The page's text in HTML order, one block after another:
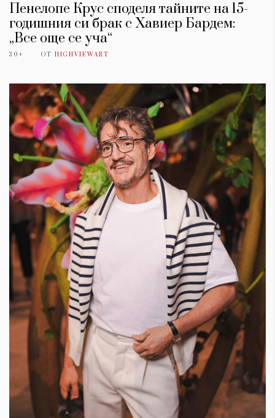
Пенелопе Крус споделя тайните на 15-
годишния си брак с Хавиер Бардем:
„Все още се уча“
30+ ОТ HIGHVIEWART